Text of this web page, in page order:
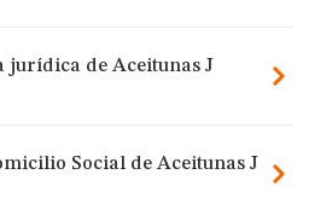
jurídica de Aceitunas J
Social de Aceitunas J